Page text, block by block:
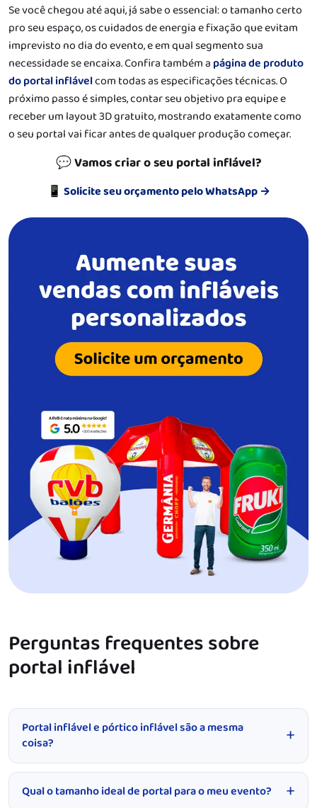
Se você chegou até aqui, já sabe o essencial: o tamanho certo
pro seu espaço, os cuidados de energia e fixação que evitam
imprevisto no dia do evento, e em qual segmento sua
necessidade se encaixa. Confira também a página de produto
do portal inflávelcom todas as especificações técnicas. O
próximo passo é simples, contar seu objetivo pra equipe e
receber um layout 3D gratuito, mostrando exatamente como
o seu portal vai ficar antes de qualquer produção começar.
💬 Vamos criar o seu portal inflável?
📱 Solicite seu orçamento pelo WhatsApp →
Perguntas frequentes sobre
portal inflável
Portal inflável e pórtico inflável são a mesma
coisa?
Qual o tamanho ideal de portal para o meu evento?